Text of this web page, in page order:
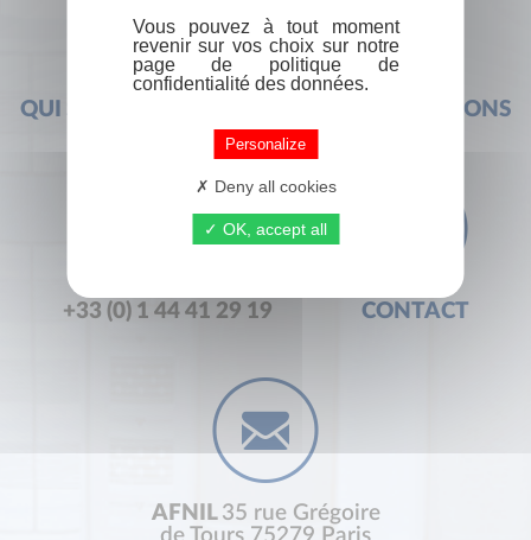
QUI SOMMES-NOUS ? FOIRE AUX QUESTIONS
+33 (0) 1 44 41 29 19 CONTACT
AFNIL 35 rue Grégoire
Vous pouvez à tout moment
revenir sur vos choix sur notre
page de politique de
confidentialité des données.
Personalize
Deny all cookies
OK, accept all